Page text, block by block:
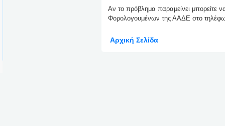
Αν το πρόβλημα παραμείνει μπορείτε
Φορολογουμένων της ΑΑΔΕ στο
Αρχική Σελίδα